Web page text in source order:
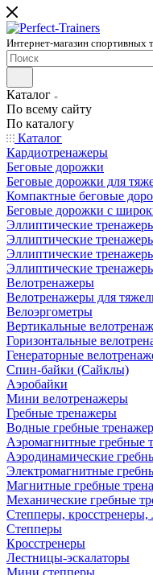
Интернет-магазин спортивных
Каталог
По всему сайту
По каталогу
Каталог
Кардиотренажеры
Беговые дорожки
Беговые дорожки для
Компактные беговые
Беговые дорожки с
Эллиптические
Эллиптические
Эллиптические
Эллиптические
Велотренажеры
Велотренажеры для
Велоэргометры
Вертикальные
Горизонтальные
Генераторные
Спин-байки (Сайклы)
Аэробайки
Мини велотренажеры
Гребные тренажеры
Водные гребные
Аэромагнитные гребные
Аэродинамические
Электромагнитные
Магнитные гребные
Механические гребные
Степперы, кросстренеры,
Степперы
Кросстренеры
Лестницы-эскалаторы
Мини степперы